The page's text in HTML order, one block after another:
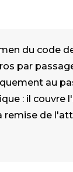
du code
par
au
: il couvre
remise de